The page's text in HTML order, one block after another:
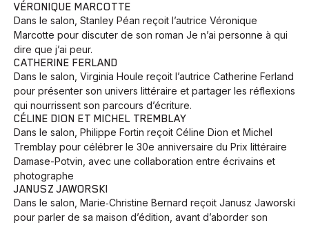
VÉRONIQUE MARCOTTE
Dans le salon, Stanley Péan reçoit l’autrice Véronique
Marcotte pour discuter de son roman Je n’ai personne à qui
dire que j’ai peur.
CATHERINE FERLAND
Dans le salon, Virginia Houle reçoit l’autrice Catherine Ferland
pour présenter son univers littéraire et partager les réflexions
qui nourrissent son parcours d’écriture.
CÉLINE DION ET MICHEL TREMBLAY
Dans le salon, Philippe Fortin reçoit Céline Dion et Michel
Tremblay pour célébrer le 30e anniversaire du Prix littéraire
Damase-Potvin, avec une collaboration entre écrivains et
photographe
JANUSZ JAWORSKI
Dans le salon, Marie‑Christine Bernard reçoit Janusz Jaworski
pour parler de sa maison d’édition, avant d’aborder son